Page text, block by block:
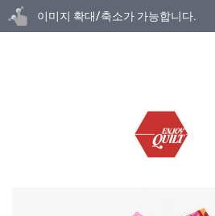
이미지 확대/축소가 가능합니다.